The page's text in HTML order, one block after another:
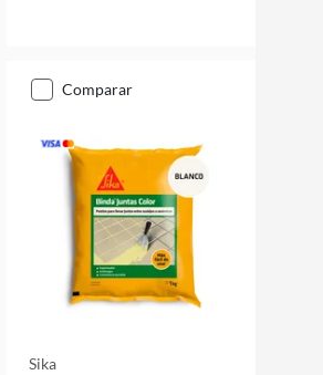
comparar
Sika